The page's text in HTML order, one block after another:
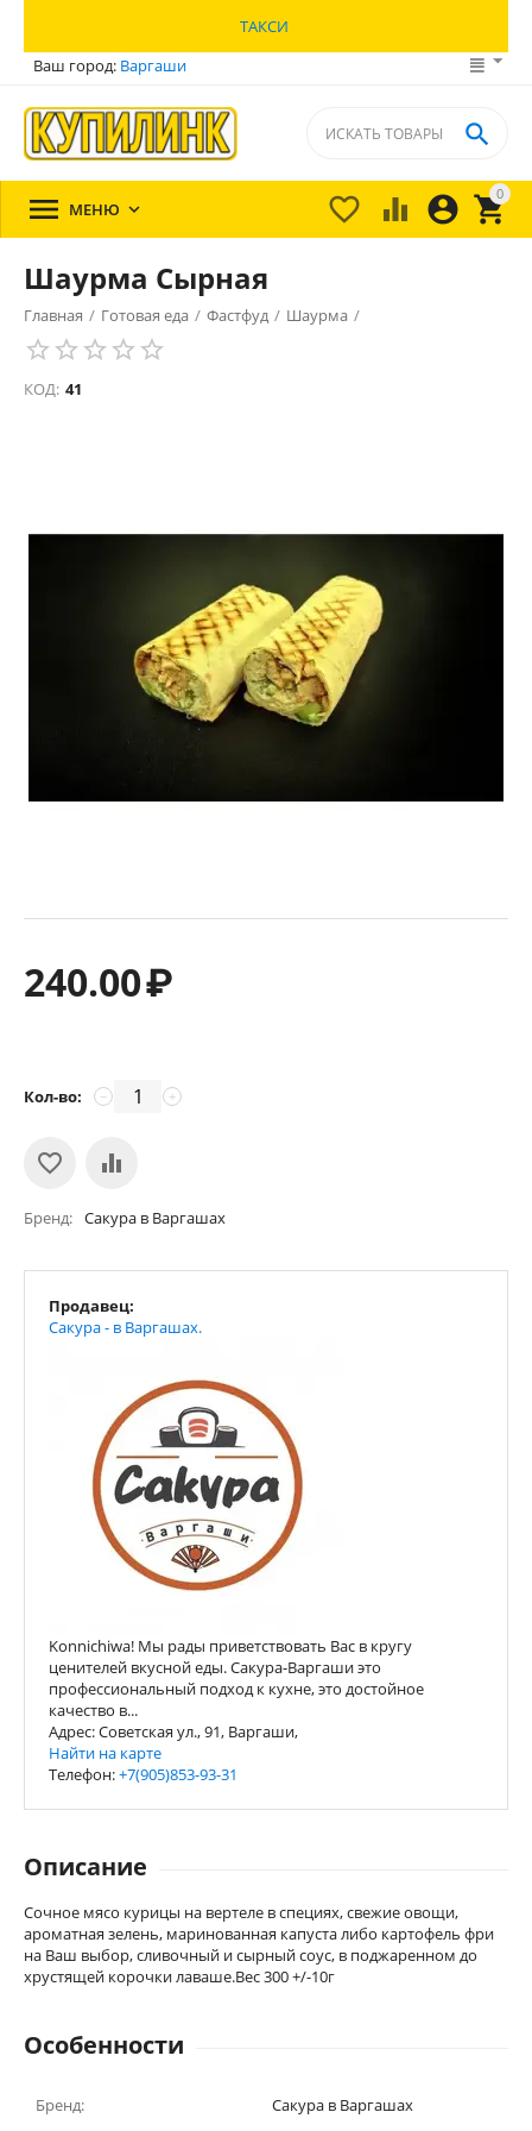
ТАКСИ
Ваш город: Варгаши
0


 

 МЕНЮ 
Шаурма Сырная
Главная / Готовая еда / Фастфуд / Шаурма /
КОД: 41
240.00₽
Кол-во: +
−
Бренд Сакура в Варгашах
Продавец:
Сакура - в Варгашах.
Konnichiwa! Мы рады приветствовать Вас в кругу
ценителей вкусной еды. Сакура-Варгаши это
профессиональный подход к кухне, это достойное
качество в...
Адрес: Советская ул., 91, Варгаши,
Найти на карте
Телефон:+7(905)853-93-31
Описание
Сочное мясо курицы на вертеле в специях, свежие овощи,
ароматная зелень, маринованная капуста либо картофель фри
на Ваш выбор, сливочный и сырный соус, в поджаренном до
хрустящей корочки лаваше.Вес 300 +/-10г
Особенности
Бренд: Сакура в Варгашах